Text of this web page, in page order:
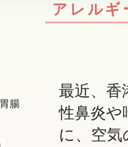
アレルギ
最近、香
性鼻炎や
に、空
腸